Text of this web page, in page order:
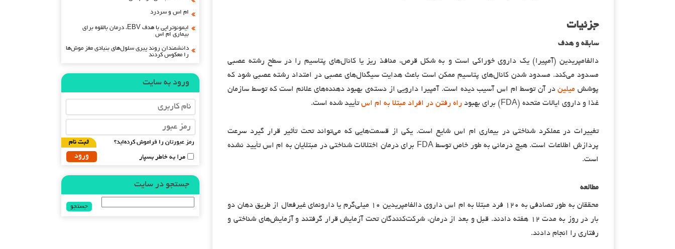
جزئیات
سابقه و هدف
دالفامپریدین (آمپیرا) یک داروی خوراکی است و به شکل قرص، منافذ ریز یا کانال‌های پتاسیم را در سطح رشته عصبی
مسدود می‌کند. مسدود شدن کانال‌های پتاسیم ممکن است باعث هدایت سیگنال‌های عصبی در امتداد رشته عصبی شود که
پوشش میلیندر آن توسط ام اس آسیب دیده است. آمپیرا دارویی از دسته‌ی بهبود دهنده‌های علائم است که توسط سازمان
غذا و داروی ایالات متحده (FDA) برای بهبود
راه رفتن در افراد مبتلا به ام استأیید شده است.
تغییرات در عملکرد شناختی در بیماری ام اس شایع است. یکی از قسمت‌هایی که می‌تواند تحت تأثیر قرار گیرد سرعت
پردازش اطلاعات است. هیچ درمانی به طور خاص توسط FDA برای درمان اختلالات شناختی در مبتلایان به ام اس تأیید نشده
است.
مطالعه
محققان به طور تصادفی به ۱۲۰ فرد مبتلا به ام اس داروی دالفامپریدین ۱۰ میلی‌گرم یا دارونمای غیرفعال از طریق دهان دو
بار در روز به مدت ۱۲ هفته دادند. قبل و بعد از درمان، شرکت‌کنندگان تحت آزمایش قرار گرفتند و آزمایش‌های شناختی و
رفتاری را انجام دادند.
ام اس و سردرد
ایمونوتراپی با هدف EBV، درمان بالقوه برای
بیماری ام اس
دانشمندان روند پیری سلول‌های بنیادی مغز موش‌ها
را معکوس کردند
ورود به سایت
مرا به خاطر بسپار
رمز عبورتان را فراموش کرده‌اید؟ ثبت نام
جستجو در سایت
برای: